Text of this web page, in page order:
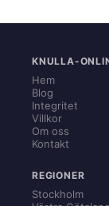
KNULLA-
Hem
Blog
Integritet
Villkor
Om oss
Kontakt
REGIONER
Stockholm